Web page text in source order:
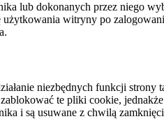
lub dokonanych przez niego
witryny po
niezbędnych funkcji strony
te pliki cookie,
i są usuwane z chwilą